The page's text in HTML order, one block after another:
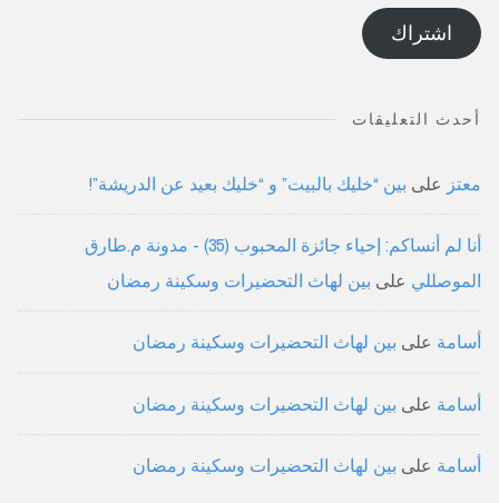
الإلكتروني
اشتراك
أحدث التعليقات
معتز على بين “خليك بالبيت” و “خليك بعيد عن الدريشة”!
أنا لم أنساكم: إحياء جائزة المحبوب (35) - مدونة م.طارق
الموصللي على بين لهاث التحضيرات وسكينة رمضان
أسامة على بين لهاث التحضيرات وسكينة رمضان
أسامة على بين لهاث التحضيرات وسكينة رمضان
أسامة على بين لهاث التحضيرات وسكينة رمضان